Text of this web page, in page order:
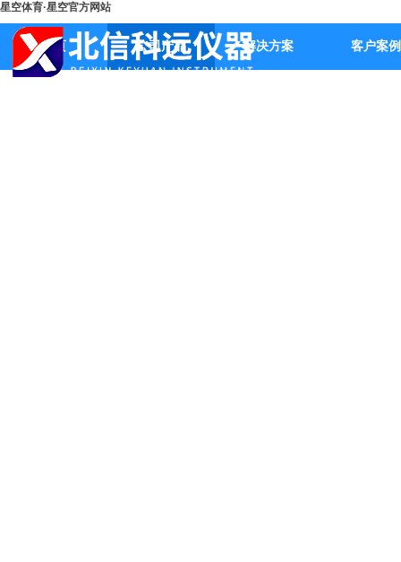
星空体育·星空官方网站
首页 公司产品 解决方案 客户案例